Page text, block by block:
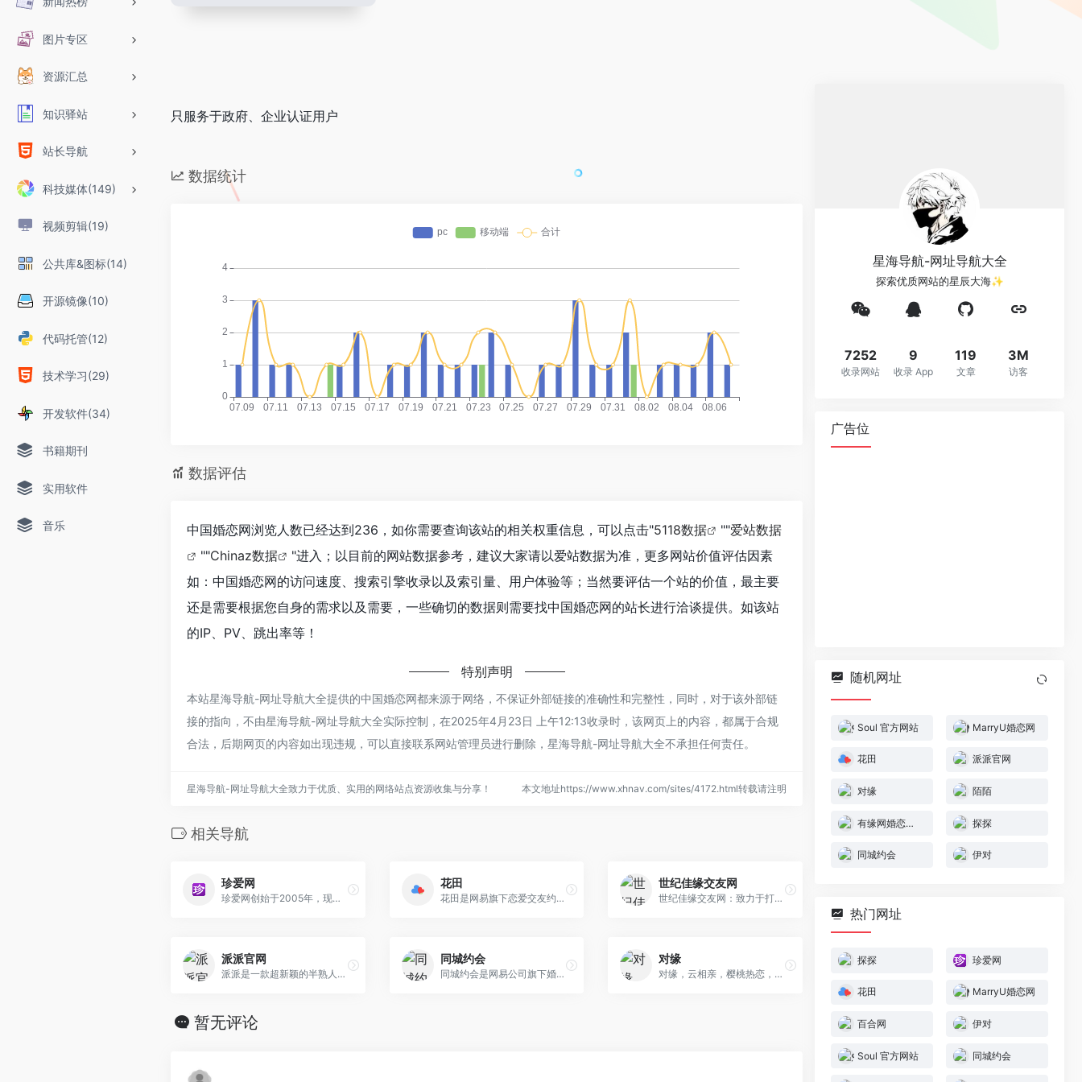
图片专区
资源汇总
知识驿站
站长导航
科技媒体(149)
视频剪辑(19)
公共库&图标(14)
开源镜像(10)
代码托管(12)
技术学习(29)
开发软件(34)
书籍期刊
实用软件
音乐
只服务于政府、企业认证用户
数据统计
数据评估
中国婚恋网浏览人数已经达到236，如你需要查询该站的相关权重信息，可以点击"5118数据 ""爱站数据
""Chinaz数据
"进入；以目前的网站数据参考，建议大家请以爱站数据为准，更多网站价值评估因素
如：中国婚恋网的访问速度、搜索引擎收录以及索引量、用户体验等；当然要评估一个站的价值，最主要
还是需要根据您自身的需求以及需要，一些确切的数据则需要找中国婚恋网的站长进行洽谈提供。如该站
的IP、PV、跳出率等！
特别声明
本站星海导航-网址导航大全提供的中国婚恋网都来源于网络，不保证外部链接的准确性和完整性，同时，对于该外部链
接的指向，不由星海导航-网址导航大全实际控制，在2025年4月23日 上午12:13收录时，该网页上的内容，都属于合规
合法，后期网页的内容如出现违规，可以直接联系网站管理员进行删除，星海导航-网址导航大全不承担任何责任。
星海导航-网址导航大全致力于优质、实用的网络站点资源收集与分享！ 本文地址https://www.xhnav.com/sites/4172.html转载请注明
相关导航
珍爱网
珍爱网创始于2005年，现拥有超2亿单身男女征婚交友相亲信息。珍爱网以网络征选红娘婚配的服务模式，为同城单身男女创造一个真实可靠的征婚交友相亲平台。开启真爱趁现在。
花田
花田是网易旗下恋爱交友约会平台，优质单身男女，多重认证，安全交友。智能匹配系统，同城交友精准推荐。来花田交友约会最靠谱！
世纪佳缘交友网
世纪佳缘交友网：致力于打造国内领先的在线婚恋交友平台，数百万会员在这里找到对象。现2.2亿注册会员，让缘分千万里挑一！
派派官网
派派是一款超新颖的半熟人娱乐社交APP，让亲朋间的关系更有趣。
同城约会
同城约会是网易公司旗下婚恋交友网站，专为单身男女白领提供征婚交友服务，免费发布约会促成同城交友，坚持诚信相亲，谢绝一夜情。同城约会提倡多多了解，慢 慢相爱，是一个绿色的网友见面的相约平台。
对缘
对缘，云相亲，樱桃热恋，高效、有趣、专业的视频相亲恋爱平台！ 樱桃好吃树难摘，姑娘好看口难开，视频相亲求姻缘，姑娘有意回信来！ 这里有专业且平易近人 的红娘帮你牵线！红娘是你的家人，会理解你的感受，明白你的喜怒哀乐，会把合适的人介绍给你，帮你脱单！
暂无评论
星海导航-网址导航大全
探索优质网站的星辰大海✨
7252
收录网站
9
收录 App
119
文章
3M
访客
广告位
随机网址
Soul 官方网站 MarryU婚恋网
花田 派派官网
对缘 陌陌
有缘网婚恋交友 探探
同城约会 伊对
热门网址
探探 珍爱网
花田 MarryU婚恋网
百合网 伊对
Soul 官方网站 同城约会